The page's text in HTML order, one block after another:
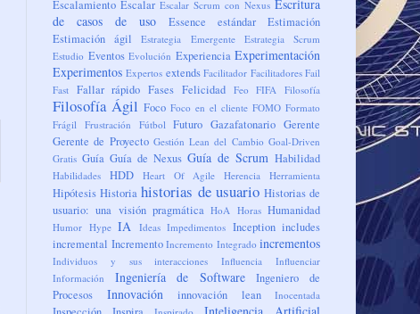
Escalamiento Escalar Escalar Scrum con Nexus Escritura
de casos de uso
Essence estándar
Estimación
Estimación ágil
Estrategia Emergente
Estrategia Scrum
Estudio Eventos Evolución Experiencia Experimentación
Experimentos Expertos extends Facilitador Facilitadores Fail
Fast Fallar rápido Fases Felicidad Feo FIFA Filosofía
Filosofía Ágil Foco Foco en el cliente FOMO Formato
Frágil
Frustración Fútbol Futuro Gazafatonario Gerente
Gerente de Proyecto Gestión Lean del Cambio Goal-Driven
Gratis Guía Guía de Nexus Guía de Scrum Habilidad
Habilidades HDD Heart Of Agile Herencia Herramienta
Hipótesis Historia historias de usuario Historias de
usuario: una visión pragmática HoA Horas Humanidad
Humor Hype IA Ideas Impedimentos Inception includes
incremental Incremento Incremento Integrado incrementos
Individuos y sus interacciones Influencia
Influenciar
Información
Ingeniería de Software
Ingeniero de
Procesos
Innovación innovación lean Inocentada